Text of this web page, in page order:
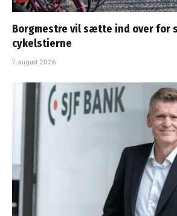
Borgmestre vil sætte ind over for
cykelstierne
7. august 2026